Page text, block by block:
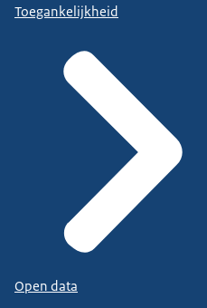
Toegankelijkheid
Open data